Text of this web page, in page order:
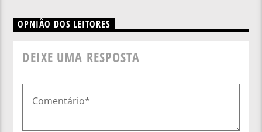
OPNIÃO DOS LEITORES
DEIXE UMA RESPOSTA